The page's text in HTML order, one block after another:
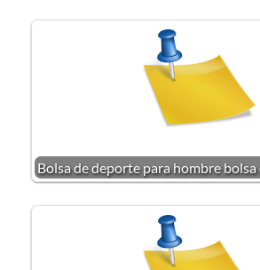
Bolsa de deporte para hombre